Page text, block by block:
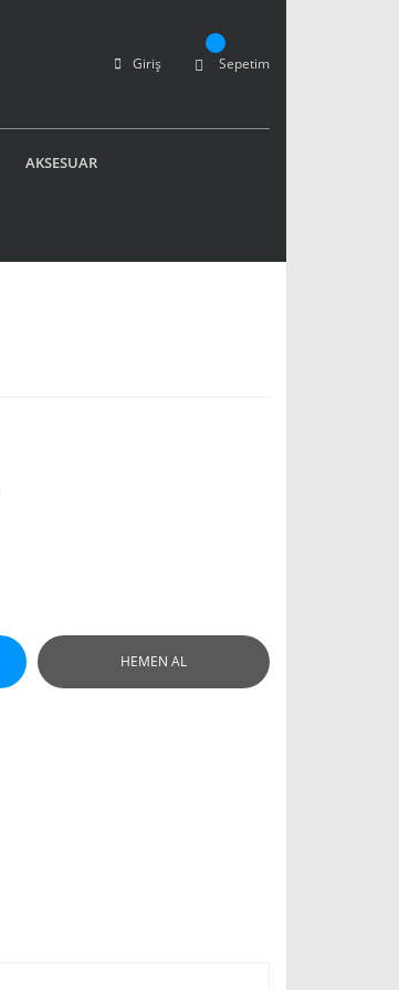
Giriş Sepetim
AKSESUAR
HEMEN AL